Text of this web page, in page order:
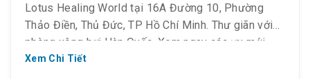
Lotus Healing World tại 16A Đường 10, Phường
Thảo Điền, Thủ Đức, TP Hồ Chí Minh. Thư giãn với
phòng xông hơi Hàn Quốc. Xem ngay các ưu mới
cập nhật tại: http://goldenlotusspa.vn/uu-dai-dac-
Xem Chi Tiết